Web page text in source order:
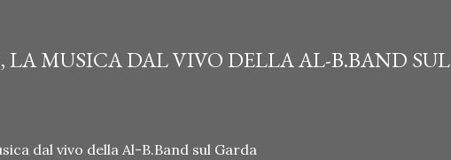
LA MUSICA DAL VIVO DELLA AL-B.BAND SUL
dal vivo della Al-B.Band sul Garda